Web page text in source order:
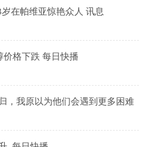
在帕维亚惊艳众人 讯息
价格下跌 每日快播
，我原以为他们会遇到更多困难